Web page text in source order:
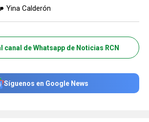
Yina Calderón
canal de Whatsapp de Noticias RCN
Síguenos en Google News